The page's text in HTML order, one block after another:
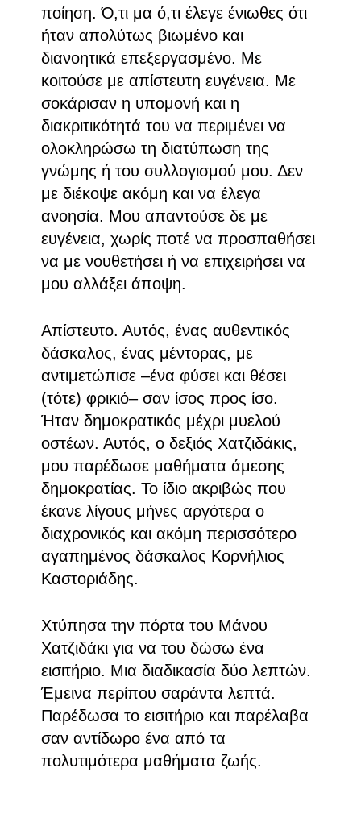
ποίηση. Ό,τι μα ό,τι έλεγε ένιωθες ότι
ήταν απολύτως βιωμένο και
διανοητικά επεξεργασμένο. Με
κοιτούσε με απίστευτη ευγένεια. Με
σοκάρισαν η υπομονή και η
διακριτικότητά του να περιμένει να
ολοκληρώσω τη διατύπωση της
γνώμης ή του συλλογισμού μου. Δεν
με διέκοψε ακόμη και να έλεγα
ανοησία. Μου απαντούσε δε με
ευγένεια, χωρίς ποτέ να προσπαθήσει
να με νουθετήσει ή να επιχειρήσει να
μου αλλάξει άποψη.
Απίστευτο. Αυτός, ένας αυθεντικός
δάσκαλος, ένας μέντορας, με
αντιμετώπισε –ένα φύσει και θέσει
(τότε) φρικιό– σαν ίσος προς ίσο.
Ήταν δημοκρατικός μέχρι μυελού
οστέων. Αυτός, ο δεξιός Χατζιδάκις,
μου παρέδωσε μαθήματα άμεσης
δημοκρατίας. Το ίδιο ακριβώς που
έκανε λίγους μήνες αργότερα ο
διαχρονικός και ακόμη περισσότερο
αγαπημένος δάσκαλος Κορνήλιος
Καστοριάδης.
Χτύπησα την πόρτα του Μάνου
Χατζιδάκι για να του δώσω ένα
εισιτήριο. Μια διαδικασία δύο λεπτών.
Έμεινα περίπου σαράντα λεπτά.
Παρέδωσα το εισιτήριο και παρέλαβα
σαν αντίδωρο ένα από τα
πολυτιμότερα μαθήματα ζωής.